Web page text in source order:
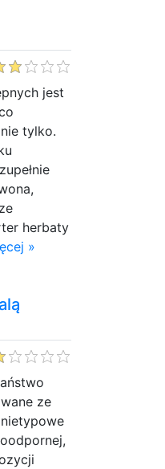
jest
tylko.
herbaty
»
ze